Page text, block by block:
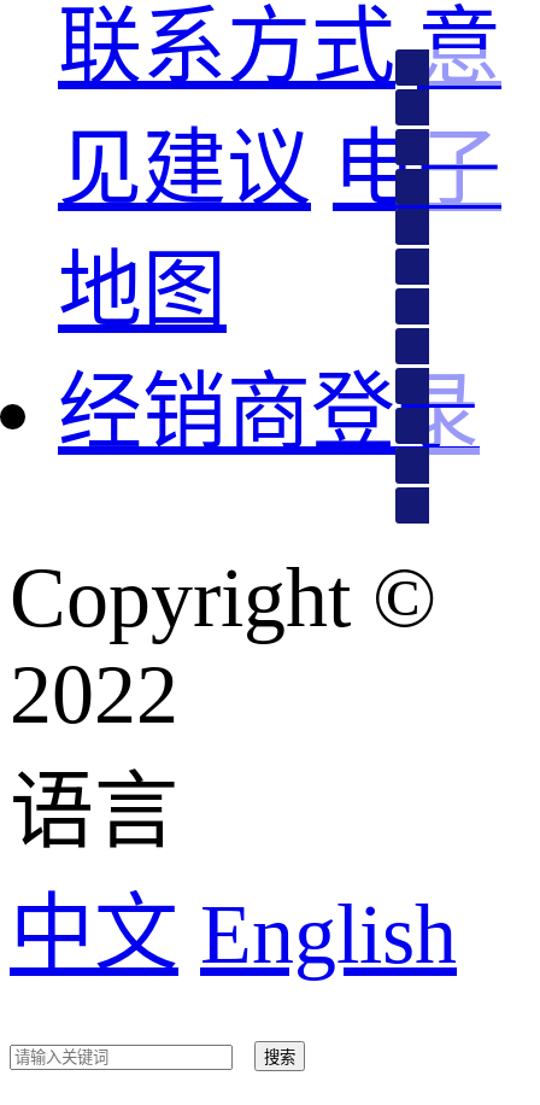
联系方式 意
见建议 电子
地图
经销商登录
Copyright ©️
2022
语言
中文 English
甘肃、宁夏、新
广东、陕西
内蒙古、上海、
海南
北京、天津、云
贵州、重庆
河南、河北
客服热线：400-